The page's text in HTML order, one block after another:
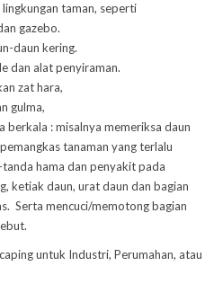
taman, seperti
gazebo.
daun kering.
dan alat penyiraman.
zat hara,
gulma,
berkala : misalnya memeriksa daun
tanaman yang terlalu
hama dan penyakit pada
ketiak daun, urat daun dan bagian
Serta mencuci/memotong bagian
untuk Industri, Perumahan, atau